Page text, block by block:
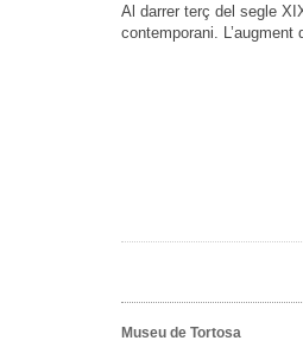
Al darrer terç del segle
contemporani. L’augment
Museu de Tortosa